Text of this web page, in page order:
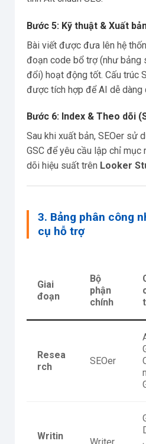
Bước 5: Kỹ thuật & Xuất
Bài viết được đưa lên hệ
đoạn code bổ trợ (như bảng
đổi) hoạt động tốt. Cấu trúc
được tích hợp để AI dễ dàng
Bước 6: Index & Theo dõi
Sau khi xuất bản, SEOer sử
GSC để yêu cầu lập chỉ mục
dõi hiệu suất trên Looker
3. Bảng phân công
cụ hỗ trợ
Giai
đoạn
Bộ
phận
chính
Resea
rch
SEOer
Writin